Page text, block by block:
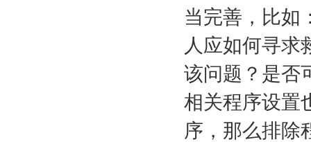
当完善，比如
人应如何寻求
该问题？是否
相关程序设置
序，那么排除